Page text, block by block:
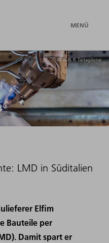
MENÜ
© A & R Tartaglione
LMD in Süditalien
Elfim
Bauteile per
Damit spart er